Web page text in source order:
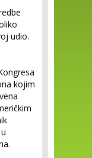
udio.
kojim